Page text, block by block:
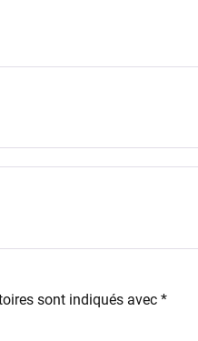
sont indiqués avec *